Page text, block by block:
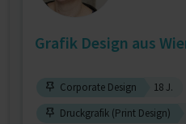
Grafik Design aus
Corporate Design
18 J.
Druckgrafik (Print Design)